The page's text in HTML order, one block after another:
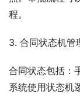
程。
3. 合同状态机管
合同状态包括：
系统使用状态机